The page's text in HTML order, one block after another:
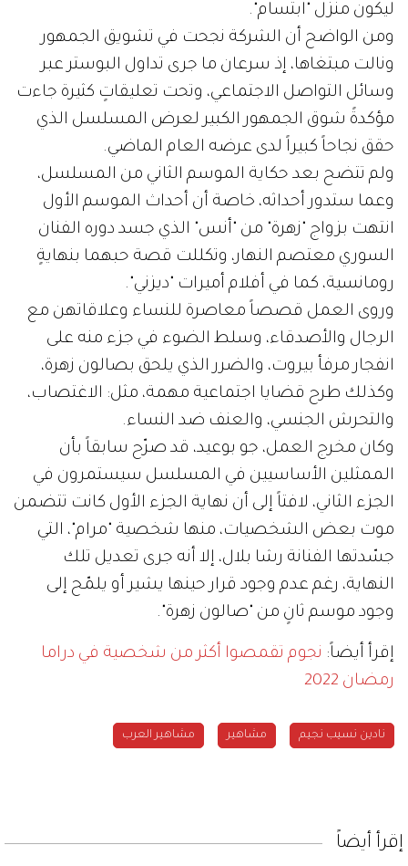
ليكون منزل "ابتسام".
ومن الواضح أن الشركة نجحت في تشويق الجمهور
ونالت مبتغاها، إذ سرعان ما جرى تداول البوستر عبر
وسائل التواصل الاجتماعي، وتحت تعليقاتٍ كثيرة جاءت
مؤكدةً شوق الجمهور الكبير لعرض المسلسل الذي
حقق نجاحاً كبيراً لدى عرضه العام الماضي.
ولم تتضح بعد حكاية الموسم الثاني من المسلسل،
وعما ستدور أحداثه، خاصة أن أحداث الموسم الأول
انتهت بزواج "زهرة" من "أنس" الذي جسد دوره الفنان
السوري معتصم النهار، وتكللت قصة حبهما بنهايةٍ
رومانسية، كما في أفلام أميرات "ديزني".
وروى العمل قصصاً معاصرة للنساء وعلاقاتهن مع
الرجال والأصدقاء، وسلط الضوء في جزء منه على
انفجار مرفأ بيروت، والضرر الذي يلحق بصالون زهرة،
وكذلك طرح قضايا اجتماعية مهمة، مثل: الاغتصاب،
والتحرش الجنسي، والعنف ضد النساء.
وكان مخرج العمل، جو بوعيد، قد صرّح سابقاً بأن
الممثلين الأساسيين في المسلسل سيستمرون في
الجزء الثاني، لافتاً إلى أن نهاية الجزء الأول كانت تتضمن
موت بعض الشخصيات، منها شخصية "مرام"، التي
جسّدتها الفنانة رشا بلال، إلا أنه جرى تعديل تلك
النهاية، رغم عدم وجود قرار حينها يشير أو يلمّح إلى
وجود موسم ثانٍ من "صالون زهرة".
إقرأ أيضاً: نجوم تقمصوا أكثر من شخصية في دراما
رمضان 2022
نادين نسيب نجيم مشاهير مشاهير العرب
إقرأ أيضاً